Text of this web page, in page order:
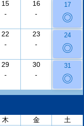
15
-
16
-
17
◎
22
-
23
-
24
◎
29
-
30
-
31
◎
木 金
土